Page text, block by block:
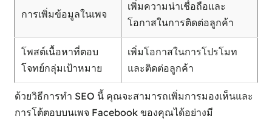
การเพิ่มข้อมูลในเพจ
เพิ่มความน่าเชื่อถือและ
โอกาสในการติดต่อลูกค้า
โพสต์เนื้อหาที่ตอบ
โจทย์กลุ่มเป้าหมาย
เพิ่มโอกาสในการโปรโมท
และติดต่อลูกค้า
ด้วยวิธีการทำ SEO นี้ คุณจะสามารถเพิ่มการมองเห็นและ
การโต้ตอบบนเพจ Facebook ของคุณได้อย่างมี